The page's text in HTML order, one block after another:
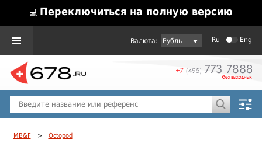
💻 Переключиться на полную версию
Рубль Ru Eng
MB&F > Octopod